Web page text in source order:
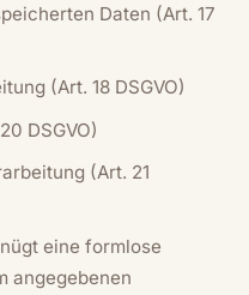
Daten (Art. 17
(Art. 18 DSGVO)
DSGVO)
(Art. 21
eine formlose
angegebenen